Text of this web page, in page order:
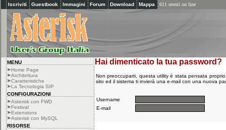
Iscriviti Guestbook Immagini Forum Download Mappa 611 utenti on line
MENU
Home Page
Architettura
Caratteristiche
La Tecnologia SIP
CONFIGURAZIONI
Asterisk con FWD
Festival
Extensions
Asterisk con MySQL
RISORSE
Hai dimenticato la tua password?
Non preoccuparti, questa utility è stata pensata
sito ed il sistema ti invierà una e-mail con una nuova
Username
E-mail